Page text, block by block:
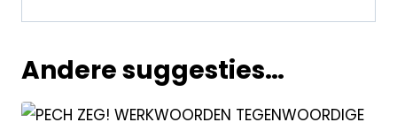
Andere suggesties…